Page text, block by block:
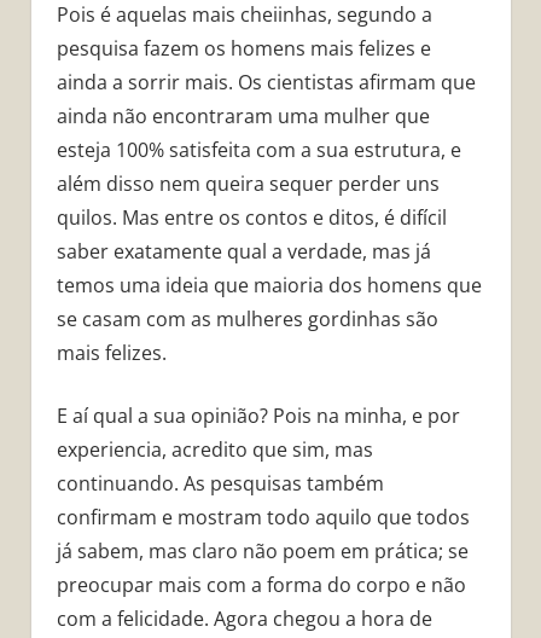
Pois é aquelas mais cheiinhas, segundo a
pesquisa fazem os homens mais felizes e
ainda a sorrir mais. Os cientistas afirmam que
ainda não encontraram uma mulher que
esteja 100% satisfeita com a sua estrutura, e
além disso nem queira sequer perder uns
quilos. Mas entre os contos e ditos, é difícil
saber exatamente qual a verdade, mas já
temos uma ideia que maioria dos homens que
se casam com as mulheres gordinhas são
mais felizes.
E aí qual a sua opinião? Pois na minha, e por
experiencia, acredito que sim, mas
continuando. As pesquisas também
confirmam e mostram todo aquilo que todos
já sabem, mas claro não poem em prática; se
preocupar mais com a forma do corpo e não
com a felicidade. Agora chegou a hora de